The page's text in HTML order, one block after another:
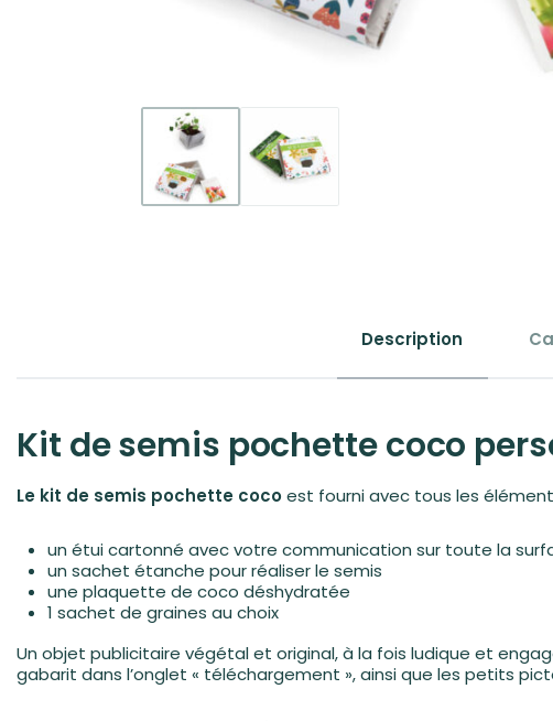
Description
Kit de semis pochette coco
Le kit de semis pochette cocoest fourni avec tous les
un étui cartonné avec votre communication sur toute la
un sachet étanche pour réaliser le semis
une plaquette de coco déshydratée
1 sachet de graines au choix
Un objet publicitaire végétal et original, à la fois ludique et
gabarit dans l’onglet « téléchargement », ainsi que les petits